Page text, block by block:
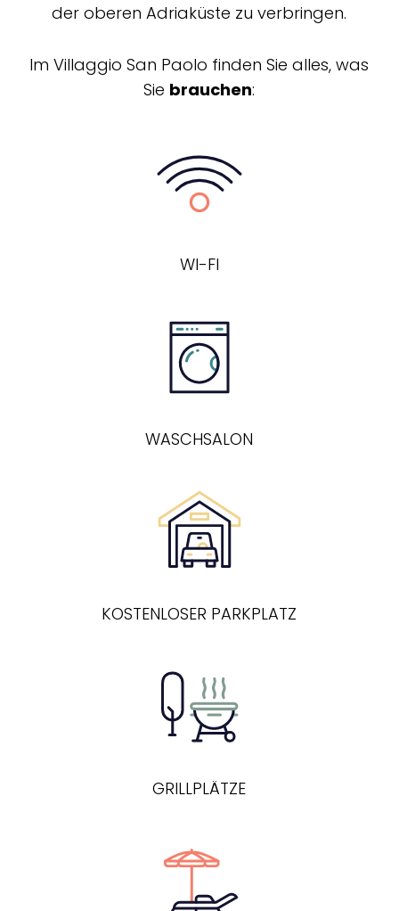
der oberen Adriaküste zu verbringen.
Im Villaggio San Paolo finden Sie alles, was
Sie brauchen:
WI-FI
WASCHSALON
KOSTENLOSER PARKPLATZ
GRILLPLÄTZE